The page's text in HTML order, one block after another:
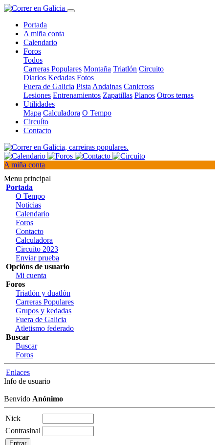
Portada
A miña conta
Calendario
Foros
Todos
Carreras Populares Montaña Triatlón Circuito
Diarios Kedadas Fotos
Fuera de Galicia Pista Andainas Canicross
Lesiones Entrenamientos Zapatillas Planos Otros temas
Utilidades
Mapa Calculadora O Tempo
Circuíto
Contacto
A miña conta
Menu principal
Portada
O Tempo
Noticias
Calendario
Foros
Contacto
Calculadora
Circuíto 2023
Enviar prueba
Opcións de usuario
Mi cuenta
Foros
Triatlón y duatlón
Carreras Populares
Grupos y kedadas
Fuera de Galicia
Atletismo federado
Buscar
Buscar
Foros
Enlaces
Info de usuario
Benvido Anónimo
Nick
Contrasinal